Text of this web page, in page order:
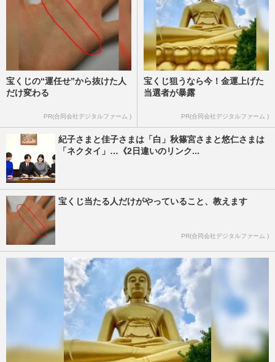
宝くじの“運任せ”から抜けた人
だけ変わる
PR(合同会社デジタルファーム )
宝くじ狙うなら今！金運上げた
当選者が暴露
PR(合同会社デジタルファーム )
紀子さまと佳子さまは「白」秋篠宮さまと悠仁さまは
「ネクタイ」…《2日違いのリンク...
宝くじ当たる人だけがやっていること、教えます
PR(合同会社デジタルファーム )